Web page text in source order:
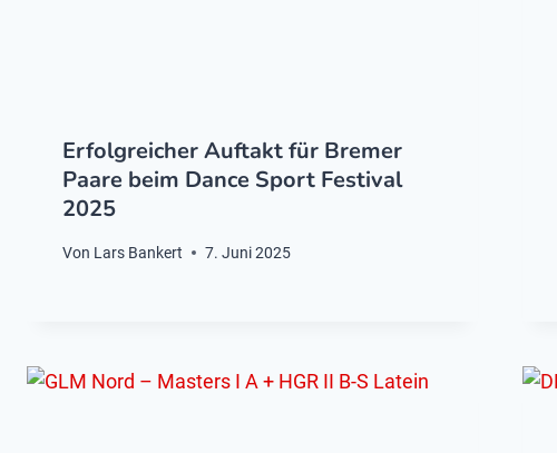
Erfolgreicher Auftakt für Bremer
Paare beim Dance Sport Festival
2025
Von Lars Bankert 7. Juni 2025